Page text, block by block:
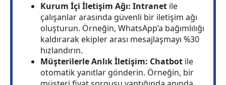
Kurum İçi İletişim Ağı: Intranet ile
çalışanlar arasında güvenli bir iletişim ağı
oluşturun. Örneğin, WhatsApp’a bağımlılığı
kaldırarak ekipler arası mesajlaşmayı %30
hızlandırın.
Müşterilerle Anlık İletişim: Chatbot ile
otomatik yanıtlar gönderin. Örneğin, bir